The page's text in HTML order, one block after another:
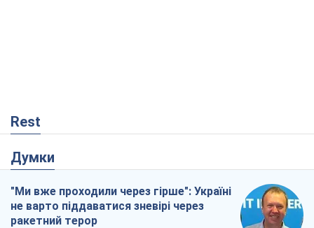
Rest
Думки
"Ми вже проходили через гірше": Україні
не варто піддаватися зневірі через
ракетний терор